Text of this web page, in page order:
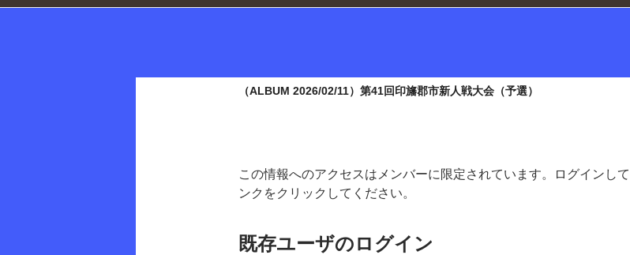
（ALBUM 2026/02/11）第41回印旛郡市新人戦大会（予選）
この情報へのアクセスはメンバーに限定されています。ログインし
ンクをクリックしてください。
既存ユーザのログイン